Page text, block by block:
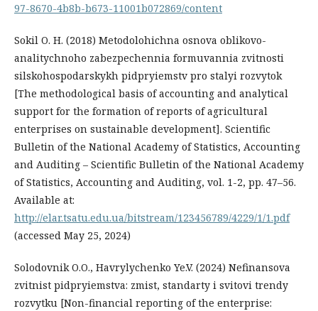
97-8670-4b8b-b673-11001b072869/content
Sokil O. H. (2018) Metodolohichna osnova oblikovo-
analitychnoho zabezpechennia formuvannia zvitnosti
silskohospodarskykh pidpryiemstv pro stalyi rozvytok
[The methodological basis of accounting and analytical
support for the formation of reports of agricultural
enterprises on sustainable development]. Scientific
Bulletin of the National Academy of Statistics, Accounting
and Auditing – Scientific Bulletin of the National Academy
of Statistics, Accounting and Auditing, vol. 1-2, pp. 47–56.
Available at:
http://elar.tsatu.edu.ua/bitstream/123456789/4229/1/1.pdf
(accessed May 25, 2024)
Solodovnik O.O., Havrylychenko Ye.V. (2024) Nefinansova
zvitnist pidpryiemstva: zmist, standarty i svitovi trendy
rozvytku [Non-financial reporting of the enterprise: